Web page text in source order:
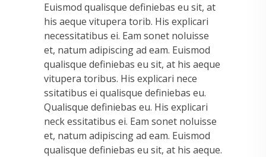
Euismod qualisque definiebas eu sit, at
his aeque vitupera torib. His explicari
necessitatibus ei. Eam sonet noluisse
et, natum adipiscing ad eam. Euismod
qualisque definiebas eu sit, at his aeque
vitupera toribus. His explicari nece
ssitatibus ei qualisque definiebas eu.
Qualisque definiebas eu. His explicari
neck essitatibus ei. Eam sonet noluisse
et, natum adipiscing ad eam. Euismod
qualisque definiebas eu sit, at his aeque.